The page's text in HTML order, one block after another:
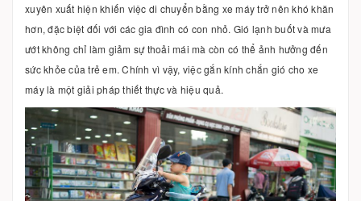
xuyên xuất hiện khiến việc di chuyển bằng xe máy trở nên khó khăn
hơn, đặc biệt đối với các gia đình có con nhỏ. Gió lạnh buốt và mưa
ướt không chỉ làm giảm sự thoải mái mà còn có thể ảnh hưởng đến
sức khỏe của trẻ em. Chính vì vậy, việc gắn kính chắn gió cho xe
máy là một giải pháp thiết thực và hiệu quả.